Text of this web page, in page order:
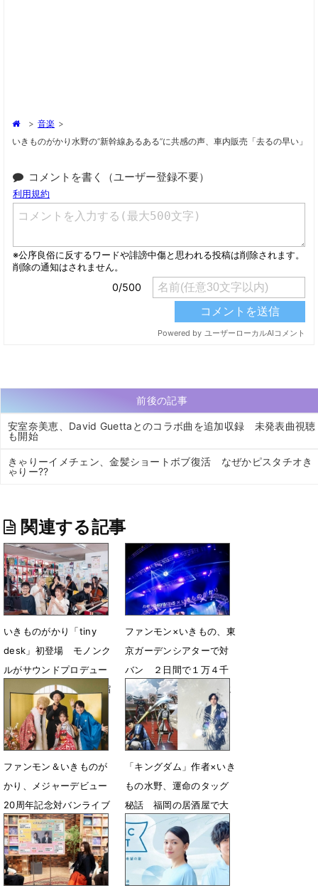
> 音楽 >
いきものがかり水野の“新幹線あるある”に共感の声、車内販売「去るの早い」
コメントを書く（ユーザー登録不要）
前後の記事
安室奈美恵、David Guettaとのコラボ曲を追加収録 未発表曲視聴
も開始
きゃりーイメチェン、金髪ショートボブ復活 なぜかピスタチオき
ゃりー??
関連する記事
いきものがかり「tiny
desk」初登場 モノンク
ルがサウンドプロデュー
ス 全10曲を29分に濃縮
7月22日 13時03分
ファンモン×いきもの、東
京ガーデンシアターで対
バン ２日間で１万４千
人動員 20年間の全てに
「ありがとう」
6月22日 17時00分
ファンモン＆いきものが
かり、メジャーデビュー
20周年記念対バンライブ
２DAYS開催決定
1月25日 19時30分
「キングダム」作者×いき
もの水野、運命のタッグ
秘話 福岡の居酒屋で大
放談
10月16日 18時04分